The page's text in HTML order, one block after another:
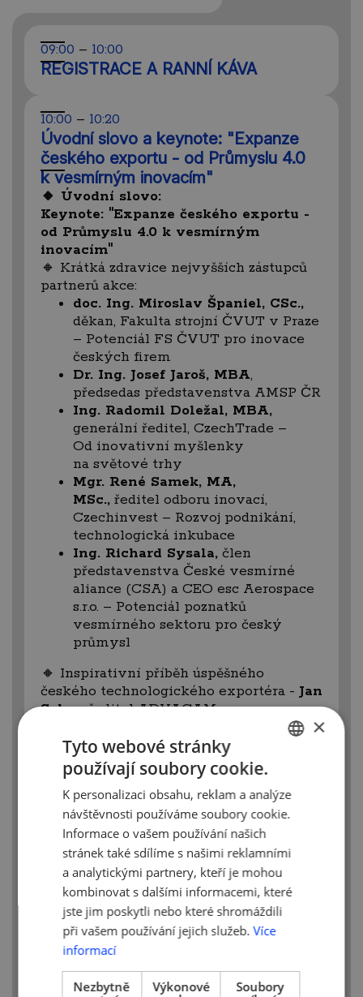
09:00 – 10:00
REGISTRACE A RANNÍ KÁVA
10:00 – 10:20
Úvodní slovo a keynote: "Expanze
českého exportu - od Průmyslu 4.0
k vesmírným inovacím"
🔸 Úvodní slovo:
Keynote: "Expanze českého exportu -
od Průmyslu 4.0 k vesmírným
inovacím"
🔸 Krátká zdravice nejvyšších zástupců
partnerů akce:
doc. Ing. Miroslav Španiel, CSc.,
děkan, Fakulta strojní ČVUT v Praze
– Potenciál FS ČVUT pro inovace
českých firem
Dr. Ing. Josef Jaroš, MBA,
předsedas představenstva AMSP ČR
Ing. Radomil Doležal, MBA,
generální ředitel, CzechTrade –
Od inovativní myšlenky
na světové trhy
Mgr. René Samek, MA,
MSc., ředitel odboru inovací,
Czechinvest – Rozvoj podnikání,
technologická inkubace
Ing. Richard Sysala, člen
představenstva České vesmírné
aliance (CSA) a CEO esc Aerospace
s.r.o. – Potenciál poznatků
vesmírného sektoru pro český
průmysl
🔸 Inspirativní příběh úspěšného
českého technologického exportéra - Jan
Sohar, ředitel ADVACAM s.r.o.
– 11:30
Technologie pro expanzi: Expertní
přednášky
FS ČVUT v Praze jako partner
pro inovace vašich produktů
i výrobních procesů
FS ČVUT jako partner firem -Libor
Beránek
Od využití kovového 3D tisku
při inovaci produktů po projekty
komplexních inovací výrobních
systémů –
- ústav technologie obrábění,
ENGLISH
×
Tyto webové stránky
používají soubory cookie.
K personalizaci obsahu, reklam a analýze
návštěvnosti používáme soubory cookie.
Informace o vašem používání našich
stránek také sdílíme s našimi reklamními
a analytickými partnery, kteří je mohou
kombinovat s dalšími informacemi, které
jste jim poskytli nebo které shromáždili
při vašem používání jejich služeb. Více
informací
Nezbytně
Výkonové
Soubory